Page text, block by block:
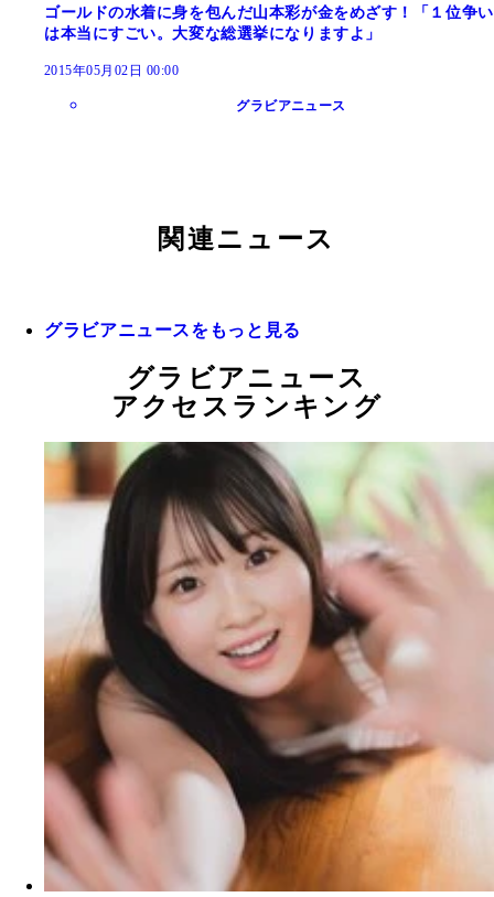
ゴールドの水着に身を包んだ山本彩が金をめざす！「１位争い
は本当にすごい。大変な総選挙になりますよ」
2015年05月02日 00:00
グラビアニュース
関連ニュース
グラビアニュースをもっと見る
グラビアニュース
アクセスランキング